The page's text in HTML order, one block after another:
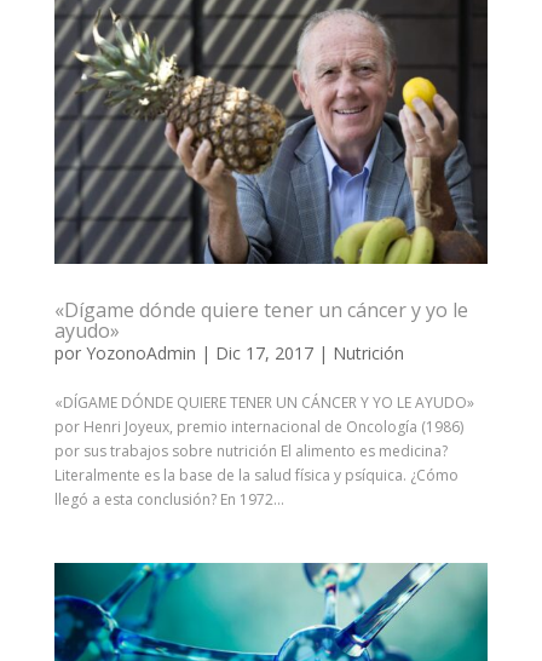
«Dígame dónde quiere tener un cáncer y yo le
ayudo»
por YozonoAdmin | Dic 17, 2017| Nutrición
«DÍGAME DÓNDE QUIERE TENER UN CÁNCER Y YO LE AYUDO»
por Henri Joyeux, premio internacional de Oncología (1986)
por sus trabajos sobre nutrición El alimento es medicina?
Literalmente es la base de la salud física y psíquica. ¿Cómo
llegó a esta conclusión? En 1972...